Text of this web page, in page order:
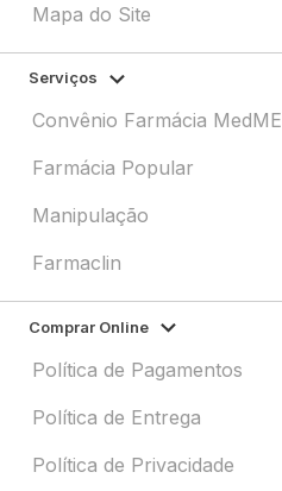
Mapa do Site
Serviços
Convênio Farmácia MedME
Farmácia Popular
Manipulação
Farmaclin
Comprar Online
Política de Pagamentos
Política de Entrega
Política de Privacidade